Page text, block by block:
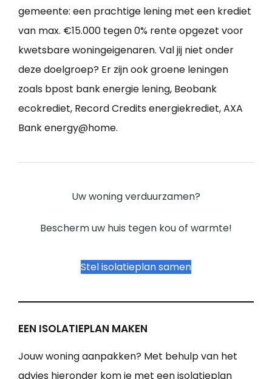
gemeente: een prachtige lening met een krediet
van max. €15.000 tegen 0% rente opgezet voor
kwetsbare woningeigenaren. Val jij niet onder
deze doelgroep? Er zijn ook groene leningen
zoals bpost bank energie lening, Beobank
ecokrediet, Record Credits energiekrediet, AXA
Bank energy@home.
Uw woning verduurzamen?
Bescherm uw huis tegen kou of warmte!
Stel isolatieplan samen
EEN ISOLATIEPLAN MAKEN
Jouw woning aanpakken? Met behulp van het
advies hieronder kom je met een isolatieplan